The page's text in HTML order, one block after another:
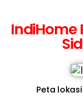
IndiHome
Peta